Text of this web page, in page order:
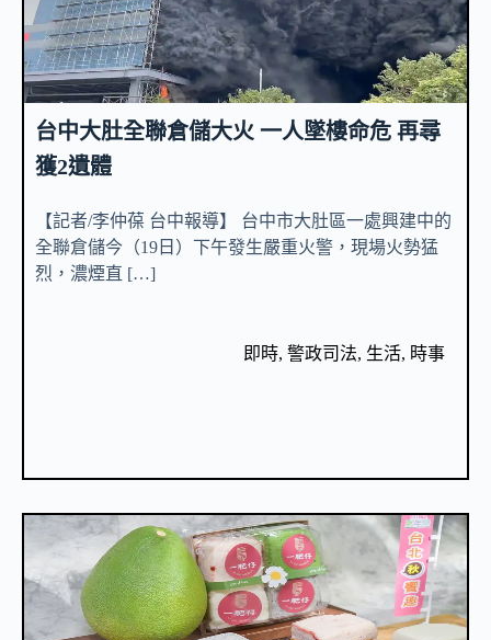
台中大肚全聯倉儲大火 一人墜樓命危 再尋
獲2遺體
【記者/李仲葆 台中報導】 台中市大肚區一處興建中的
全聯倉儲今（19日）下午發生嚴重火警，現場火勢猛
烈，濃煙直 […]
即時, 警政司法, 生活, 時事